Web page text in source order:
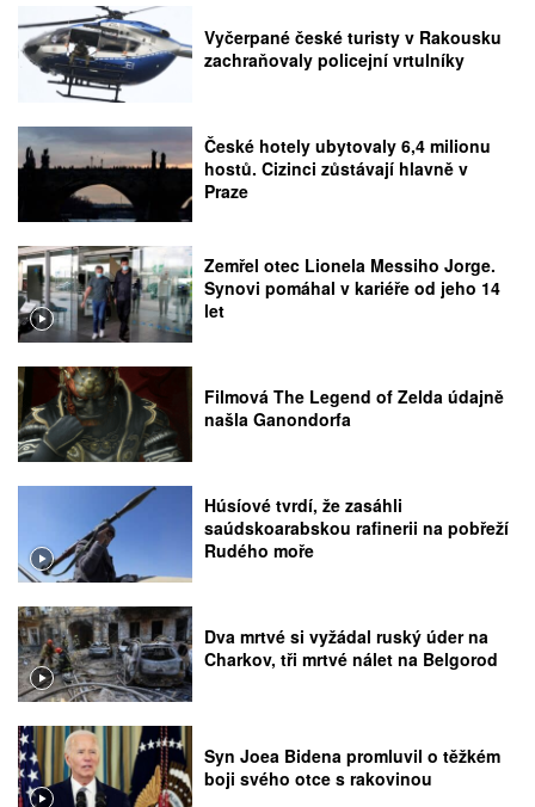
Vyčerpané české turisty v Rakousku
zachraňovaly policejní vrtulníky
České hotely ubytovaly 6,4 milionu
hostů. Cizinci zůstávají hlavně v
Praze
Zemřel otec Lionela Messiho Jorge.
Synovi pomáhal v kariéře od jeho 14
let
Filmová The Legend of Zelda údajně
našla Ganondorfa
Húsíové tvrdí, že zasáhli
saúdskoarabskou rafinerii na pobřeží
Rudého moře
Dva mrtvé si vyžádal ruský úder na
Charkov, tři mrtvé nálet na Belgorod
Syn Joea Bidena promluvil o těžkém
boji svého otce s rakovinou